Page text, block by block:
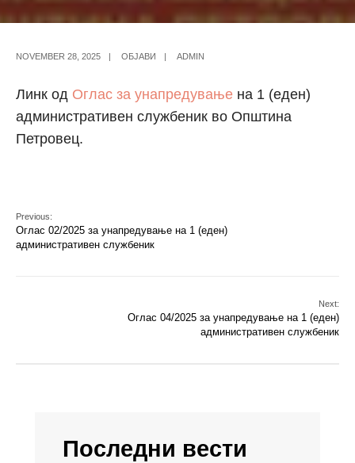
NOVEMBER 28, 2025 ОБЈАВИ ADMIN
Линк од Оглас за унапредување на 1 (еден)
административен службеник во Општина
Петровец.
Previous:
Оглас 02/2025 за унапредување на 1 (еден)
административен службеник
Next:
Оглас 04/2025 за унапредување на 1 (еден)
административен службеник
Последни вести